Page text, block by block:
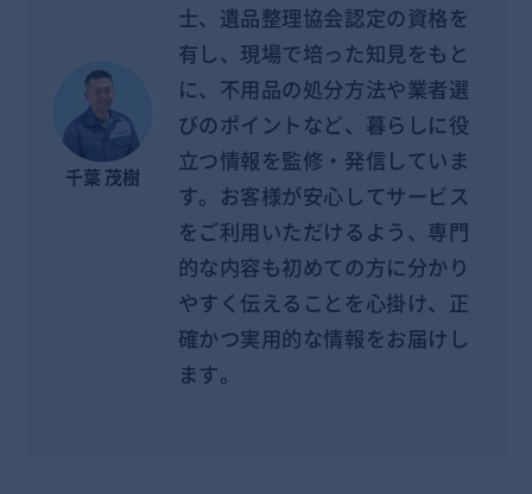
千葉 茂樹
士、遺品整理協会認定の資格を
有し、現場で培った知見をもと
に、不用品の処分方法や業者選
びのポイントなど、暮らしに役
立つ情報を監修・発信していま
す。お客様が安心してサービス
をご利用いただけるよう、専門
的な内容も初めての方に分かり
やすく伝えることを心掛け、正
確かつ実用的な情報をお届けし
ます。